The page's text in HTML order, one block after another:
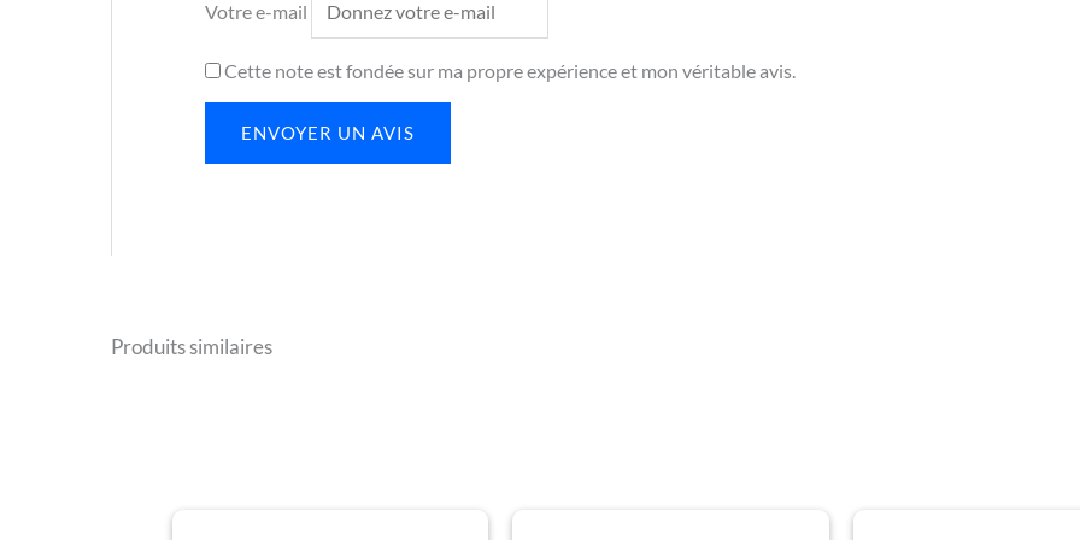
Votre e-mail
Cette note est fondée sur ma propre expérience et mon véritable avis.
ENVOYER UN AVIS
Produits similaires